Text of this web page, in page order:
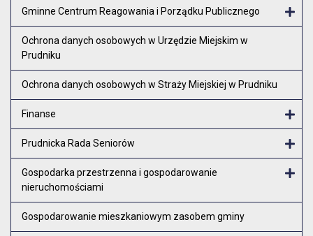
Gminne Centrum Reagowania i Porządku Publicznego
Ochrona danych osobowych w Urzędzie Miejskim w
Prudniku
Ochrona danych osobowych w Straży Miejskiej w Prudniku
Finanse
Prudnicka Rada Seniorów
Gospodarka przestrzenna i gospodarowanie
nieruchomościami
Gospodarowanie mieszkaniowym zasobem gminy